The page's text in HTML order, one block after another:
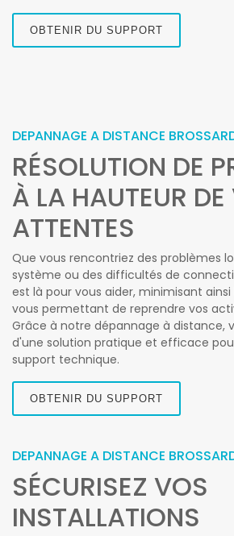
OBTENIR DU SUPPORT
DEPANNAGE A DISTANCE
RÉSOLUTION DE
À LA HAUTEUR
ATTENTES
Que vous rencontriez des problèmes
système ou des difficultés de
est là pour vous aider, minimisant
vous permettant de reprendre vos
Grâce à notre dépannage à distance,
d'une solution pratique et efficace
support technique.
OBTENIR DU SUPPORT
DEPANNAGE A DISTANCE
SÉCURISEZ VOS
INSTALLATIONS